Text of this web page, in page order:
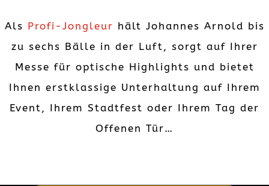
Als Profi-Jongleur hält Johannes Arnold bis
zu sechs Bälle in der Luft, sorgt auf Ihrer
Messe für optische Highlights und bietet
Ihnen erstklassige Unterhaltung auf Ihrem
Event, Ihrem Stadtfest oder Ihrem Tag der
Offenen Tür…